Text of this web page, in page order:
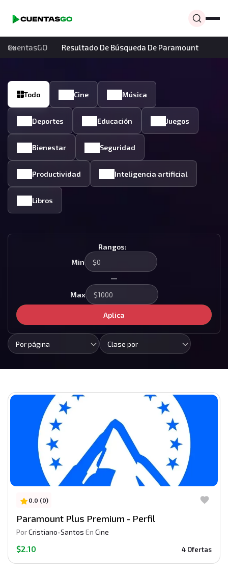
CuentasGO Resultado De Búsqueda De Paramount
Todo Cine Música
Deportes Educación Juegos
Bienestar Seguridad
Productividad Inteligencia artificial
Libros
Rangos:
Min
—
Max
Aplica
Por página Clase por
0.0 (0)
Paramount Plus Premium - Perfil
PorCristiano-Santos En Cine
$2.10 4 Ofertas